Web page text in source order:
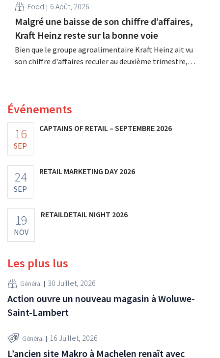
Food 6 Août, 2026
Malgré une baisse de son chiffre d’affaires,
Kraft Heinz reste sur la bonne voie
Bien que le groupe agroalimentaire Kraft Heinz ait vu
son chiffre d'affaires reculer au deuxième trimestre,
Événements
16
SEP
CAPTAINS OF RETAIL – SEPTEMBRE 2026
24
SEP
RETAIL MARKETING DAY 2026
19
NOV
RETAILDETAIL NIGHT 2026
Les plus lus
Général 30 Juillet, 2026
Action ouvre un nouveau magasin à Woluwe-
Saint-Lambert
Général 16 Juillet, 2026
L’ancien site Makro à Machelen renaît avec